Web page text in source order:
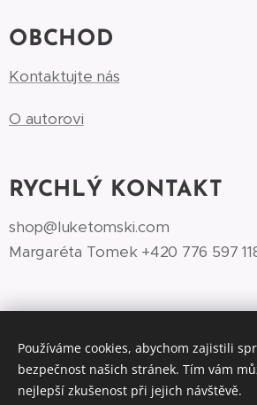
OBCHOD
Kontaktujte nás
O autorovi
RYCHLÝ KONTAKT
shop@luketomski.com
Margaréta Tomek +420 776 597
©Luke Tomski illustrationshop.cz
Používáme cookies, abychom zajistili
bezpečnost našich stránek. Tím vám
nejlepší zkušenost při jejich návštěvě.